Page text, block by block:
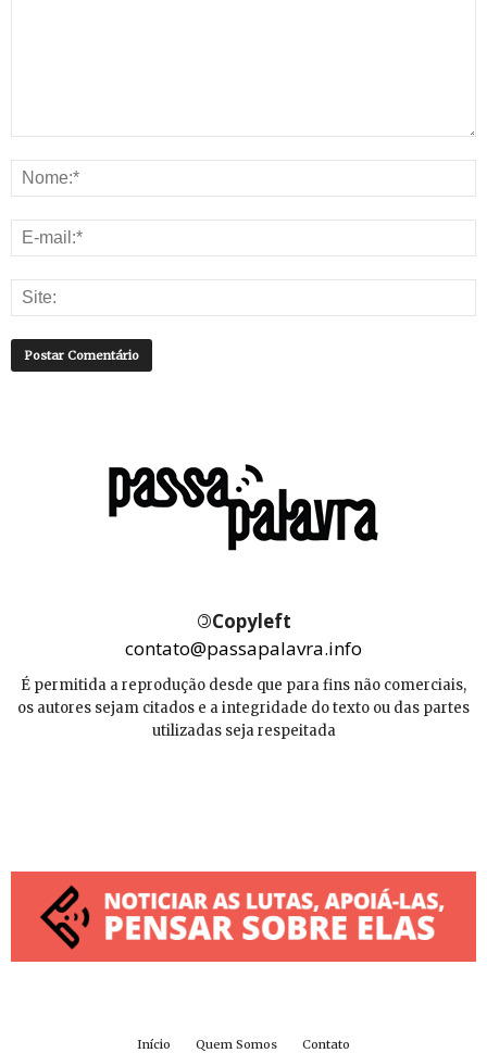
©Copyleft
contato@passapalavra.info
É permitida a reprodução desde que para fins não comerciais,
os autores sejam citados e a integridade do texto ou das partes
utilizadas seja respeitada
Início Quem Somos Contato